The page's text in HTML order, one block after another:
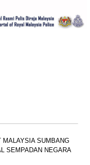
MALAYSIA SUMBANG
SEMPADAN NEGARA